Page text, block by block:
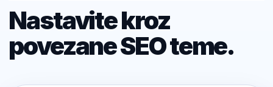
Nastavite kroz
povezane SEO teme.